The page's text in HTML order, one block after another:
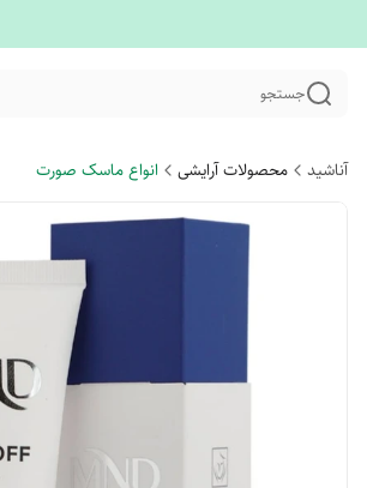
جستجو
آناشید محصولات آرایشی انواع ماسک صورت